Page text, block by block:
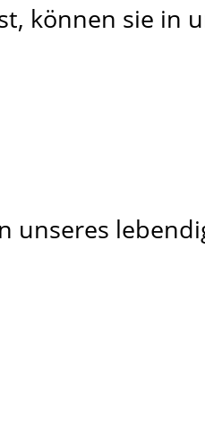
können sie in
unseres